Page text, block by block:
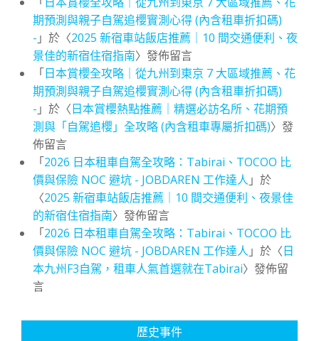
期預測與親子自駕追櫻實測心得 (內含租車折扣碼)
- 」於〈2025 新宿車站飯店推薦｜10 間交通便利、夜
景佳的新宿住宿指南〉發佈留言
「日本賞櫻全攻略｜從九州到東京 7 大區域推薦、花
期預測與親子自駕追櫻實測心得 (內含租車折扣碼)
- 」於〈日本賞櫻熱點推薦｜精選必訪名所、花期預
測與「自駕追櫻」全攻略 (內含租車專屬折扣碼)〉發
佈留言
「2026 日本租車自駕全攻略：Tabirai、TOCOO 比
價與保險 NOC 避坑 - JOBDAREN 工作達人 」於
〈2025 新宿車站飯店推薦｜10 間交通便利、夜景佳
的新宿住宿指南〉發佈留言
「2026 日本租車自駕全攻略：Tabirai、TOCOO 比
價與保險 NOC 避坑 - JOBDAREN 工作達人 」於〈日
本九州F3自駕，租車人氣首選就在Tabirai〉發佈留
言
歷史事件